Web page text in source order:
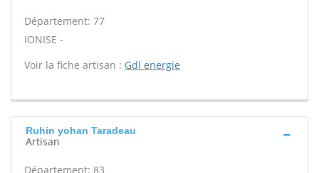
Département: 77
IONISE -
Voir la fiche artisan : Gdl energie
Ruhin yohan Taradeau
Artisan
Département: 83